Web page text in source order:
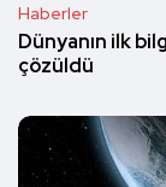
Haberler
Dünyanın ilk
çözüldü